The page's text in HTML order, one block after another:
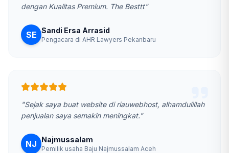
dengan Kualitas Premium. The Besttt"
SE Sandi Ersa Arrasid
Pengacara di AHR Lawyers Pekanbaru
"Sejak saya buat website di riauwebhost, alhamdulillah
penjualan saya semakin meningkat."
NJ Najmussalam
Pemilik usaha Baju Najmussalam Aceh